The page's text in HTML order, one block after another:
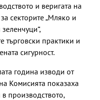
и веригата на
секторите „Мляко и
търговски практики и
сигурност.
година изводи от
Комисията показаха
производството,